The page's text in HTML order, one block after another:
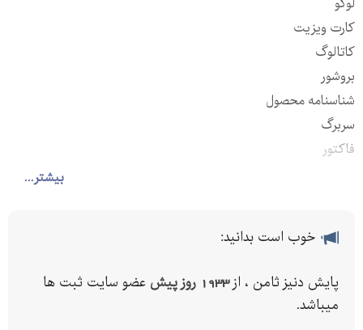
بیشتر...
کارت ویزیت
کاتالوگ
بروشور
شناسنامه محصول
سربرگ
فاکتور
یونیفرم اینستاگرام
و دیگر اقلام تبلیغاتی
ساخت کیو آر کد شخصی و انواع اقلام تبلیغاتی
برای اطلاعات بیشتر با شماره - تماس بگیرید.
خوب است بدانید:
پایش دنیز ثامن ، از1933 روز پیش
عضو سایت ثبت ها
میباشد.